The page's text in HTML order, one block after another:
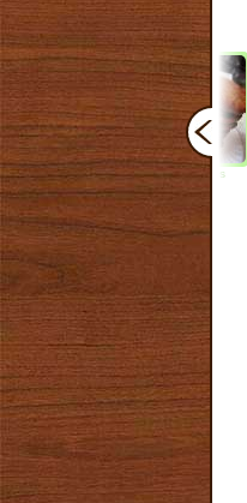
Csokoládés-diós
szendvics